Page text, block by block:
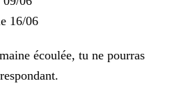
16/06
écoulée, tu ne pourras